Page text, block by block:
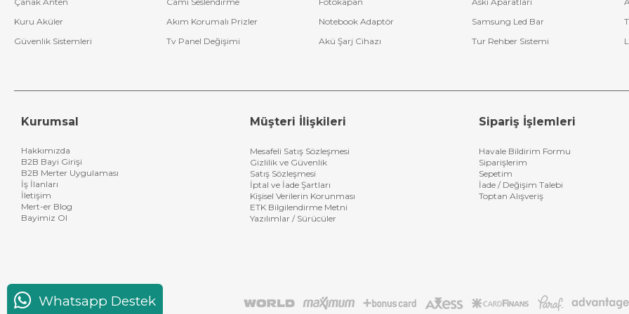
Kuru Aküler
Akım Korumalı Prizler Notebook Adaptör Samsung Led Bar
Güvenlik Sistemleri
Tv Panel Değişimi Akü Şarj Cihazı Tur Rehber Sistemi
Kurumsal
Hakkımızda
B2B Bayi Girişi
B2B Merter Uygulaması
İş İlanları
İletişim
Mert-er Blog
Bayimiz Ol
Müşteri İlişkileri
Mesafeli Satış Sözleşmesi
Gizlilik ve Güvenlik
Satış Sözleşmesi
İptal ve İade Şartları
Kişisel Verilerin Korunması
ETK Bilgilendirme Metni
Yazılımlar / Sürücüler
Sipariş İşlemleri
Havale Bildirim Formu
Siparişlerim
Sepetim
İade / Değişim Talebi
Toptan Alışveriş
Whatsapp Destek